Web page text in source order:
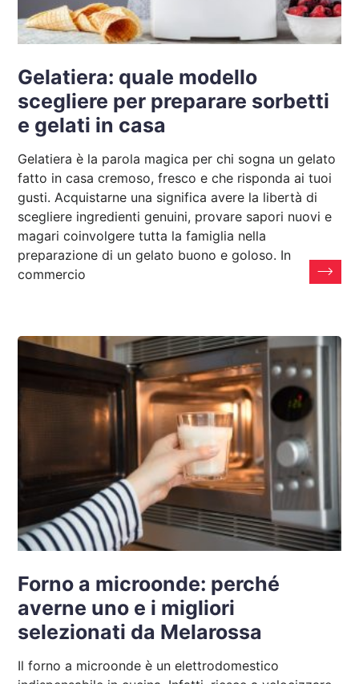
Gelatiera: quale modello
scegliere per preparare sorbetti
e gelati in casa
Gelatiera è la parola magica per chi sogna un gelato
fatto in casa cremoso, fresco e che risponda ai tuoi
gusti. Acquistarne una significa avere la libertà di
scegliere ingredienti genuini, provare sapori nuovi e
magari coinvolgere tutta la famiglia nella
preparazione di un gelato buono e goloso. In
commercio
Forno a microonde: perché
averne uno e i migliori
selezionati da Melarossa
Il forno a microonde è un elettrodomestico